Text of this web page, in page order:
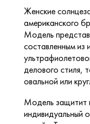
Женские
американского
Модель
составленным
делового стиля,
овальной или
Модель защитит
индивидуальный